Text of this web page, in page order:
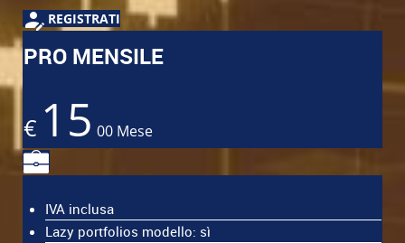
REGISTRATI
PRO MENSILE
€ 15 00 Mese
IVA inclusa
Lazy portfolios modello: sì